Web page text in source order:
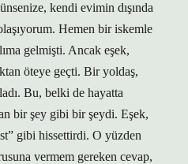
kendi evimin dışında
Hemen bir iskemle
gelmişti. Ancak eşek,
öteye geçti. Bir yoldaş,
Bu, belki de hayatta
bir şey gibi bir şeydi. Eşek,
gibi hissettirdi. O yüzden
vermem gereken cevap,